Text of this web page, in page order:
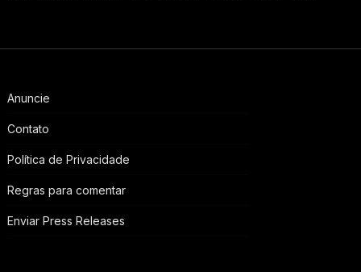
Anuncie
Contato
Política de Privacidade
Regras para comentar
Enviar Press Releases